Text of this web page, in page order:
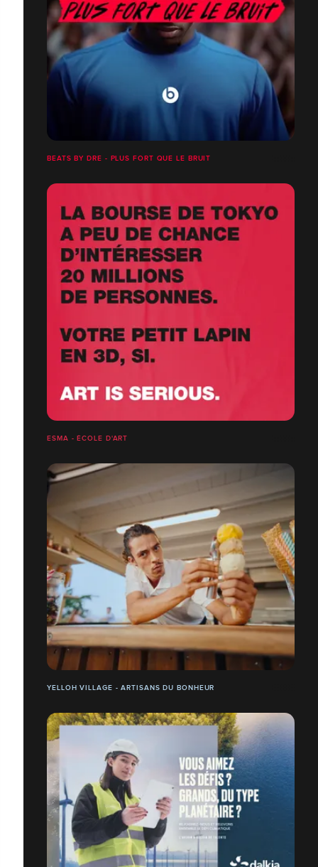
BEATS BY DRE - PLUS FORT QUE LE BRUIT
ESMA - ÉCOLE D'ART
YELLOH VILLAGE - ARTISANS DU BONHEUR